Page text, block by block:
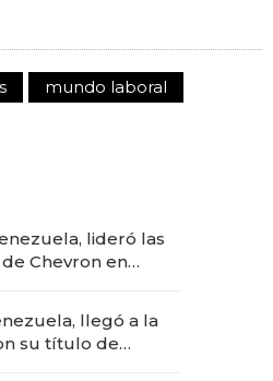
mundo laboral
lideró las
Chevron en
llegó a la
su título de